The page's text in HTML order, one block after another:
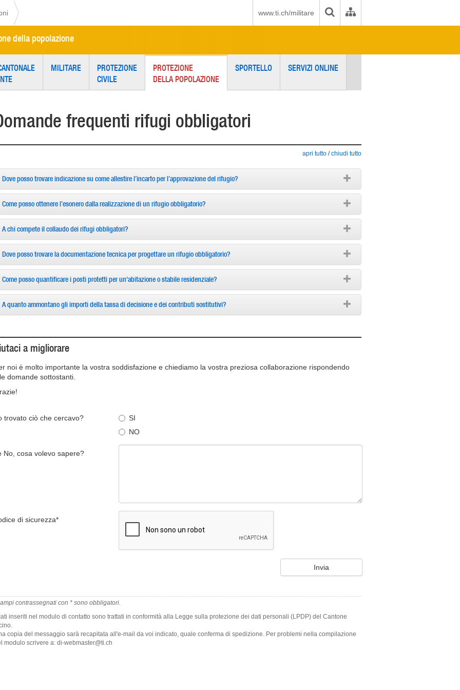
www.ti.ch/militare
della popolazione
MILITARE
PROTEZIONE
CIVILE
PROTEZIONE
DELLA POPOLAZIONE
SPORTELLO SERVIZI ONLINE
frequenti rifugi obbligatori
apri tutto /chiudi tutto
Dove posso trovare indicazione su come allestire l’incarto per l’approvazione del rifugio?
Come posso ottenere l’esonero dalla realizzazione di un rifugio obbligatorio?
A chi compete il collaudo dei rifugi obbligatori?
Dove posso trovare la documentazione tecnica per progettare un rifugio obbligatorio?
Come posso quantificare i posti protetti per un'abitazione o stabile residenziale?
A quanto ammontano gli importi della tassa di decisione e dei contributi sostitutivi?
a migliorare
noi è molto importante la vostra soddisfazione e chiediamo la vostra preziosa collaborazione rispondendo
domande sottostanti.
trovato ciò che cercavo?
SI
NO
No, cosa volevo sapere?
di sicurezza*
contrassegnati con * sono obbligatori.
inseriti nel modulo di contatto sono trattati in conformità alla Legge sulla protezione dei dati personali (LPDP) del Cantone
copia del messaggio sarà recapitata all'e-mail da voi indicato, quale conferma di spedizione. Per problemi nella compilazione
modulo scrivere a: di-webmaster@ti.ch